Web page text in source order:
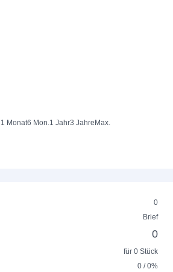
1 Monat6 Mon.1 Jahr3 Jahre Max.
0
Brief
0
für 0 Stück
0 / 0%